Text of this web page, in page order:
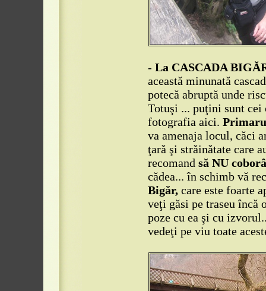
- La CASCADA
această minunată
potecă abruptă unde
Totuşi ... puţini sunt cei
fotografia aici.
va amenaja locul, căci
ţară şi străinătate care
recomand să NU
cădea... în schimb vă
Bigăr, care este foarte
veţi găsi pe traseu încă
poze cu ea şi cu
vedeţi pe viu toate